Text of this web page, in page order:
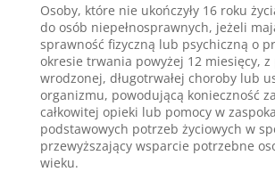
Osoby, które nie ukończyły 16 roku
do osób niepełnosprawnych, jeżeli
sprawność fizyczną lub psychiczną o
okresie trwania powyżej 12 miesięcy,
wrodzonej, długotrwałej choroby lub
organizmu, powodującą konieczność
całkowitej opieki lub pomocy w
podstawowych potrzeb życiowych w
przewyższający wsparcie potrzebne
wieku.